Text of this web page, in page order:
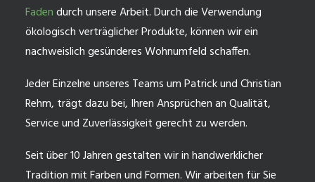
Fadendurch unsere Arbeit. Durch die Verwendung
ökologisch verträglicher Produkte, können wir ein
nachweislich gesünderes Wohnumfeld schaffen.
Jeder Einzelne unseres Teams um Patrick und Christian
Rehm, trägt dazu bei, Ihren Ansprüchen an Qualität,
Service und Zuverlässigkeit gerecht zu werden.
Seit über 10 Jahren gestalten wir in handwerklicher
Tradition mit Farben und Formen. Wir arbeiten für Sie